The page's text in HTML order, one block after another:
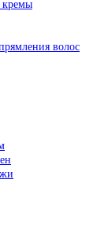
волос